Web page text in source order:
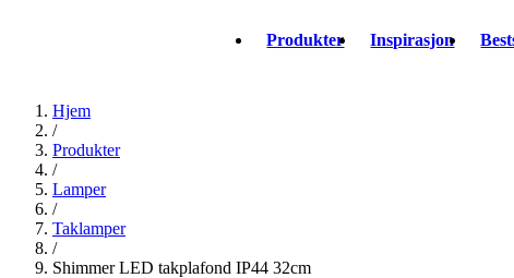
Produkter Inspirasjon
Hjem
/
Produkter
/
Lamper
/
Taklamper
/
Shimmer LED takplafond IP44 32cm